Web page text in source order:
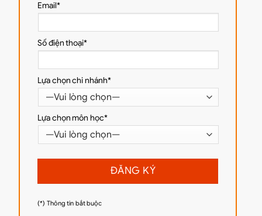
Email*
Số điện thoại*
Lựa chọn chi nhánh*
Lựa chọn môn học*
(*) Thông tin bắt buộc